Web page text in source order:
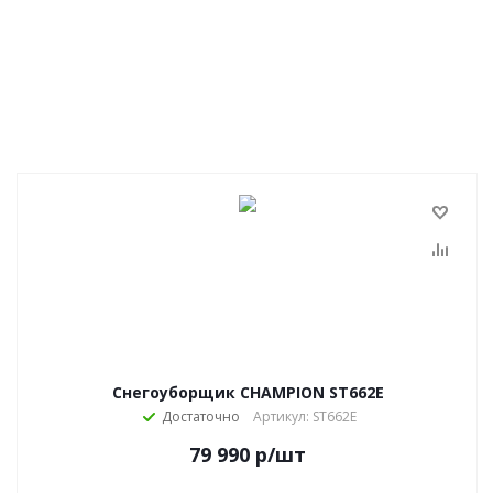
Снегоуборщик CHAMPION ST662E
Достаточно Артикул: ST662E
79 990 р/шт